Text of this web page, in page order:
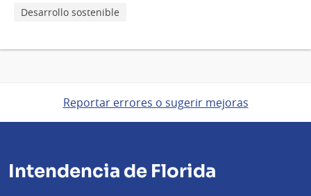
Desarrollo sostenible
Reportar errores o sugerir mejoras
Intendencia de Florida